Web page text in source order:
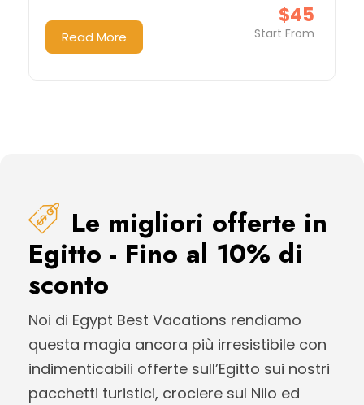
$45
Start From
Read More
Le migliori offerte in
Egitto - Fino al 10% di
sconto
Noi di Egypt Best Vacations rendiamo
questa magia ancora più irresistibile con
indimenticabili offerte sull’Egitto sui nostri
pacchetti turistici, crociere sul Nilo ed